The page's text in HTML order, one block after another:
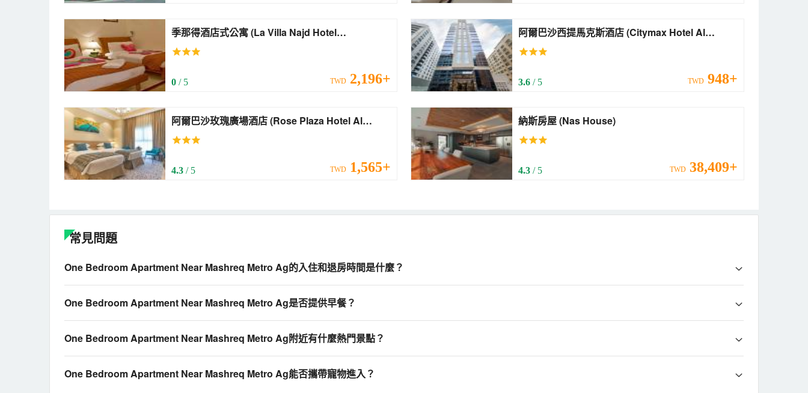
季那得酒店式公寓 (La Villa Najd Hotel
Apartments)
0 / 5 TWD 2,196+
阿爾巴沙西提馬克斯酒店 (Citymax Hotel Al
Barsha Dubai)
3.6/ 5 TWD 948+
阿爾巴沙玫瑰廣場酒店 (Rose Plaza Hotel Al
Barsha)
4.3 / 5 TWD 1,565+
納斯房屋 (Nas House)
4.3/ 5 TWD 38,409+
常見問題
One Bedroom Apartment Near Mashreq Metro Ag的入住和退房時間是什麼？
One Bedroom Apartment Near Mashreq Metro Ag是否提供早餐？
One Bedroom Apartment Near Mashreq Metro Ag附近有什麼熱門景點？
One Bedroom Apartment Near Mashreq Metro Ag能否攜帶寵物進入？